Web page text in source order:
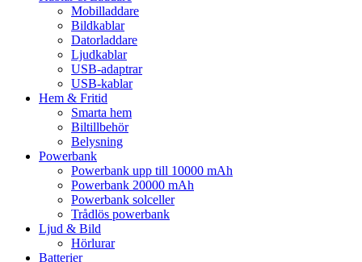
Mobilladdare
Bildkablar
Datorladdare
Ljudkablar
USB-adaptrar
USB-kablar
Hem & Fritid
Smarta hem
Biltillbehör
Belysning
Powerbank
Powerbank upp till 10000 mAh
Powerbank 20000 mAh
Powerbank solceller
Trådlös powerbank
Ljud & Bild
Hörlurar
Batterier